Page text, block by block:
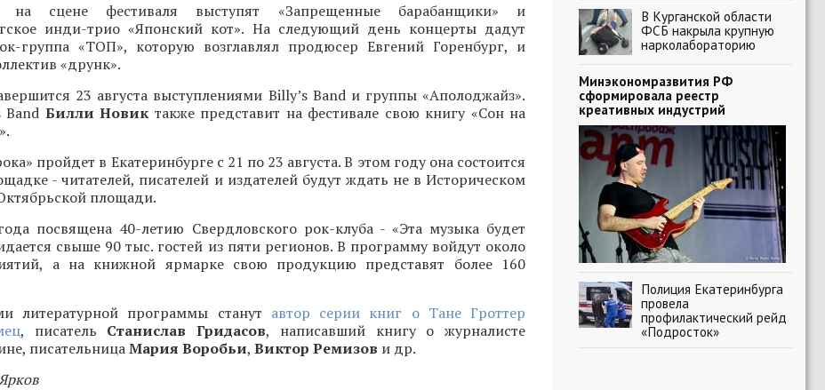
на сцене фестиваля выступят «Запрещенные барабанщики» и
инди-трио «Японский кот». На следующий день концерты дадут
группа «ТОП», которую возглавлял продюсер Евгений Горенбург, и
«друнк».
23 августа выступлениями Billy’s Band и группы «Аполоджайз».
Band Билли Новик также представит на фестивале свою книгу «Сон на
пройдет в Екатеринбурге с 21 по 23 августа. В этом году она состоится
- читателей, писателей и издателей будут ждать не в Историческом
площади.
посвящена 40-летию Свердловского рок-клуба - «Эта музыка будет
свыше 90 тыс. гостей из пяти регионов. В программу войдут около
а на книжной ярмарке свою продукцию представят более 160
литературной программы станут автор серии книг о Тане Гроттер
, писатель Станислав Гридасов, написавший книгу о журналисте
писательницаМария Воробьи, Виктор Ремизов и др.
В Курганской области
ФСБ накрыла крупную
нарколабораторию
Минэкономразвития РФ
сформировала реестр
креативных индустрий
Полиция Екатеринбурга
провела
профилактический рейд
«Подросток»